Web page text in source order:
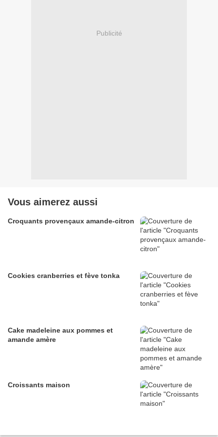
Publicité
Vous aimerez aussi
Croquants provençaux amande-citron
Cookies cranberries et fève tonka
Cake madeleine aux pommes et
amande amère
Croissants maison